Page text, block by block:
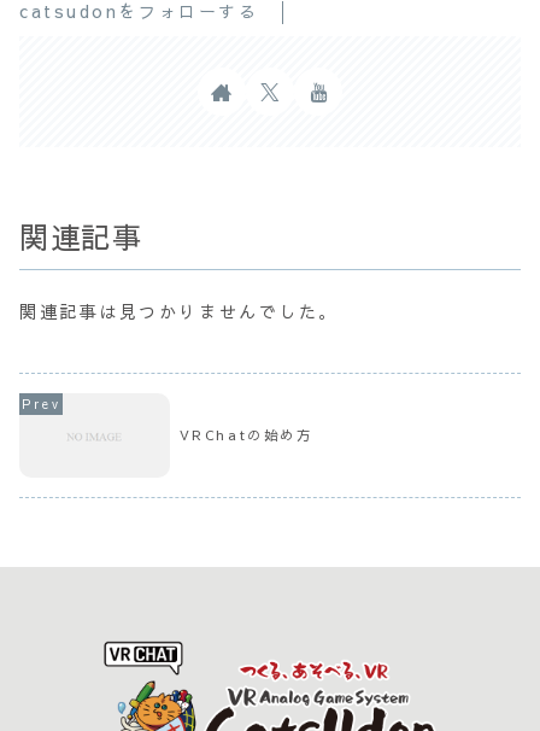
catsudonをフォローする
関連記事
関連記事は見つかりませんでした。
VRChatの始め方